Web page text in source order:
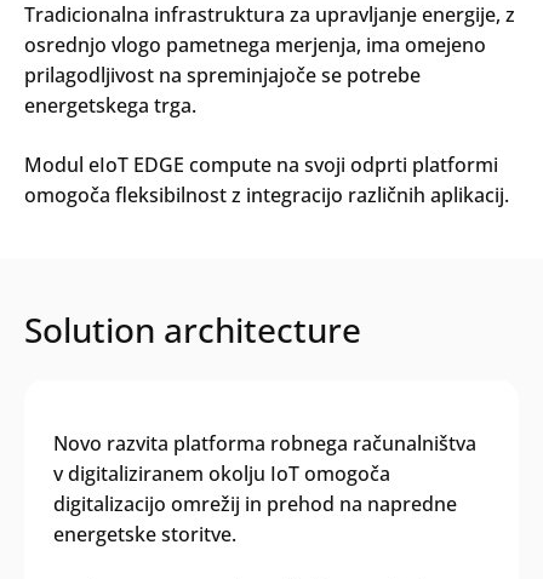
Tradicionalna infrastruktura za upravljanje energije, z
osrednjo vlogo pametnega merjenja, ima omejeno
prilagodljivost na spreminjajoče se potrebe
energetskega trga.
Modul eIoT EDGE compute na svoji odprti platformi
omogoča fleksibilnost z integracijo različnih aplikacij.
Solution architecture
Novo razvita platforma robnega računalništva
v digitaliziranem okolju IoT omogoča
digitalizacijo omrežij in prehod na napredne
energetske storitve.